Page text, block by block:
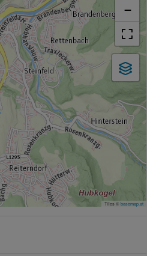
−
Tiles ©basemap.at